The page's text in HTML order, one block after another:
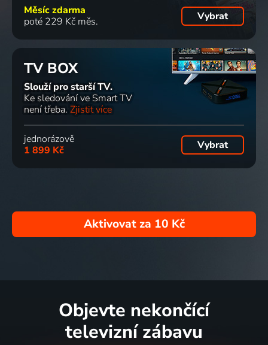
Měsíc zdarma
poté 229 Kč měs.
Vybrat
TV BOX
Slouží pro starší TV.
Ke sledování ve Smart TV
není třeba. Zjistit více
jednorázově
1 899 Kč
Vybrat
Aktivovat za 10 Kč
Objevte nekončící
televizní zábavu